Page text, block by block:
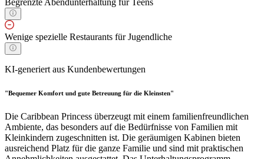
Begrenzte Abendunterhaltung für Teens
Wenige spezielle Restaurants für Jugendliche
KI-generiert aus Kundenbewertungen
"Bequemer Komfort und gute Betreuung für die Kleinsten"
Die Caribbean Princess überzeugt mit einem familienfreundlichen
Ambiente, das besonders auf die Bedürfnisse von Familien mit
Kleinkindern zugeschnitten ist. Die geräumigen Kabinen bieten
ausreichend Platz für die ganze Familie und sind mit praktischen